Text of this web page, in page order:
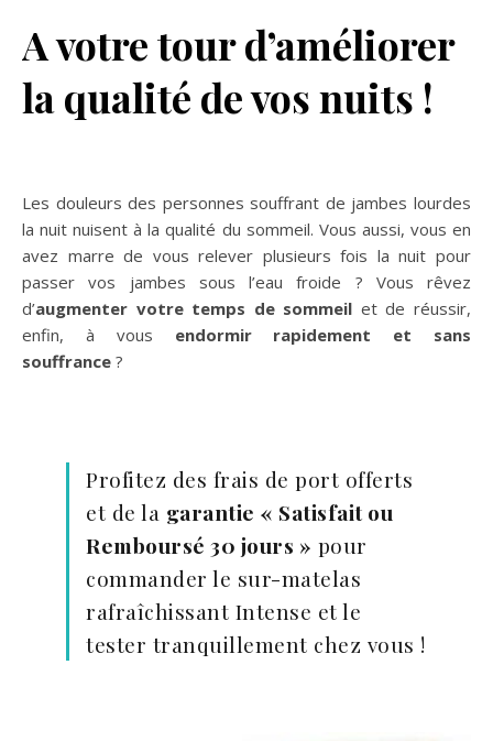
A votre tour d’améliorer
la qualité de vos nuits !
Les douleurs des personnes souffrant de jambes lourdes
la nuit nuisent à la qualité du sommeil. Vous aussi, vous en
avez marre de vous relever plusieurs fois la nuit pour
passer vos jambes sous l’eau froide ? Vous rêvez
d’augmenter votre temps de sommeil et de réussir,
enfin, à vous endormir rapidement et sans
souffrance ?
Profitez des frais de port offerts
et de la garantie « Satisfait ou
Remboursé 30 jours » pour
commander le sur-matelas
rafraîchissant Intense et le
tester tranquillement chez vous !